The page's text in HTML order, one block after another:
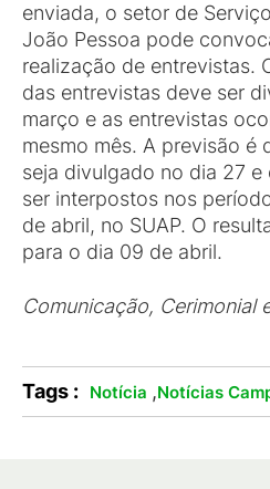
enviada, o setor de
João Pessoa pode
realização de entrevistas.
das entrevistas deve ser
março e as entrevistas
mesmo mês. A previsão é
seja divulgado no dia 27
ser interpostos nos
de abril, no SUAP. O
para o dia 09 de abril.
Comunicação, Cerimonial
Tags : Notícia ,Notícias